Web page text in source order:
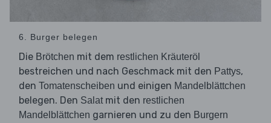
6. Burger belegen
Die Brötchen mit dem restlichen Kräuteröl
bestreichen und nach Geschmack mit den Pattys,
den Tomatenscheiben und einigen Mandelblättchen
belegen. Den Salatmit den restlichen
Mandelblättchen garnieren und zu den Burgern